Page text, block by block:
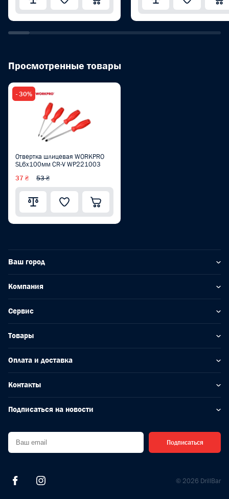
Просмотренные товары
- 30%
Отвертка шлицевая WORKPRO
SL6x100мм CR-V WP221003
37 ₴ 53 ₴
Ваш город
Компания
Сервис
Товары
Оплата и доставка
Контакты
Подписаться на новости
Подписаться
© 2026 DrillBar